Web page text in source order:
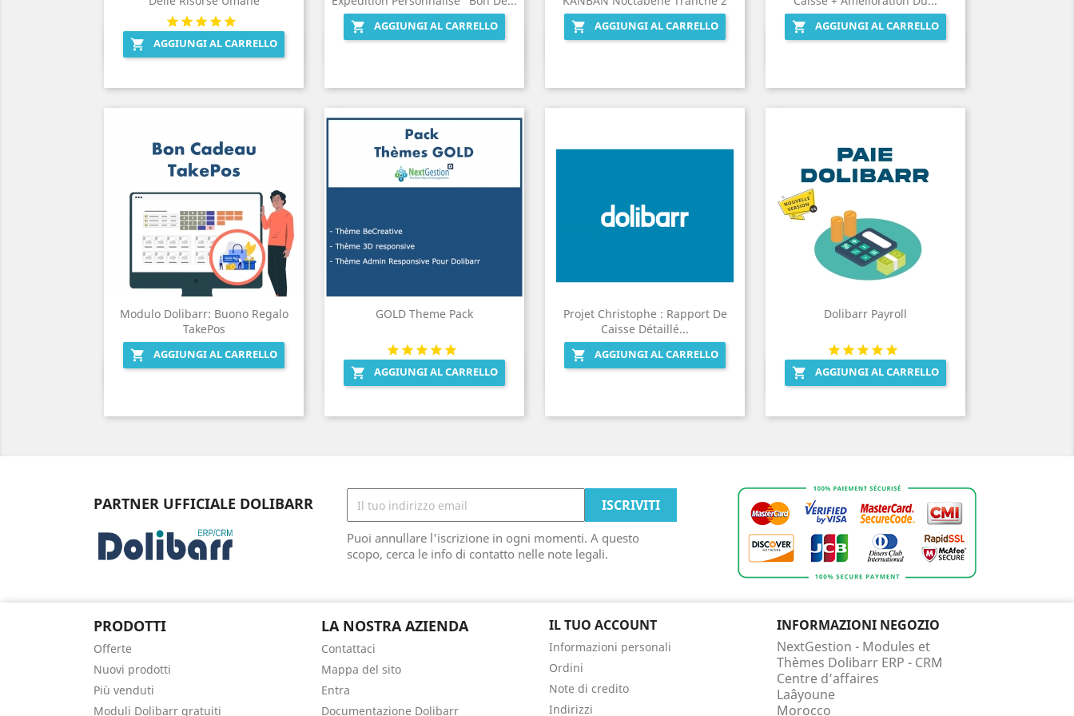
 AGGIUNGI AL CARRELLO
Anteprima

AGGIUNGI AL CARRELLO

AGGIUNGI AL CARRELLO

AGGIUNGI AL CARRELLO
Modulo Dolibarr: Buono Regalo
TakePos

AGGIUNGI AL CARRELLO
GOLD Theme Pack
 AGGIUNGI AL CARRELLO
Anteprima
Projet Christophe : Rapport De
Caisse Détaillé...

AGGIUNGI AL CARRELLO
Dolibarr Payroll
 AGGIUNGI AL CARRELLO
Anteprima
PARTNER UFFICIALE DOLIBARR
Puoi annullare l'iscrizione in ogni momenti. A questo
scopo, cerca le info di contatto nelle note legali.
PRODOTTI
Offerte
Nuovi prodotti
Più venduti
Moduli Dolibarr gratuiti
LA NOSTRA AZIENDA
Contattaci
Mappa del sito
Entra
Documentazione Dolibarr
IL TUO ACCOUNT
Informazioni personali
Ordini
Note di credito
Indirizzi
INFORMAZIONI NEGOZIO
NextGestion - Modules et
Thèmes Dolibarr ERP - CRM
Centre d’affaires
Laâyoune
Morocco